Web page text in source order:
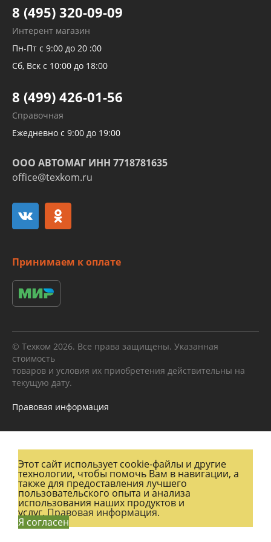
Тормозных трубок
Рукавов гидроусилителей
Рукавов компрессоров и турбин
Трубок кондиционеров
Развертка пайка медных стальных
алюминиевых трубок и штуцеров
8 (495) 320-09-09
Интерент магазин
Пн-Пт с 9:00 до 20 :00
Сб, Вск с 10:00 до 18:00
8 (499) 426-01-56
Справочная
Ежедневно с 9:00 до 19:00
ООО АВТОМАГ ИНН 7718781635
office@texkom.ru
Принимаем к оплате
© Техком 2026. Все права защищены. Указанная
стоимость
товаров и условия их приобретения действительны на
текущую дату.
Правовая информация
Этот сайт использует cookie-файлы и другие
технологии, чтобы помочь Вам в навигации, а
также для предоставления лучшего
пользовательского опыта и анализа
использования наших продуктов и
услуг.Правовая информация.
Я согласен